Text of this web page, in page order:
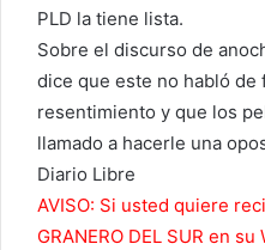
PLD la tiene lista.
Sobre el discurso de
dice que este no habló
resentimiento y que los
llamado a hacerle una
Diario Libre
AVISO: Si usted quiere
GRANERO DEL SUR en